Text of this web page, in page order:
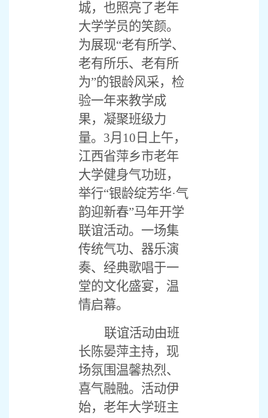
城，也照亮了老年
大学学员的笑颜。
为展现“老有所学、
老有所乐、老有所
为”的银龄风采，检
验一年来教学成
果，凝聚班级力
量。3月10日上午，
江西省萍乡市老年
大学健身气功班，
举行“银龄绽芳华·气
韵迎新春”马年开学
联谊活动。一场集
传统气功、器乐演
奏、经典歌唱于一
堂的文化盛宴，温
情启幕。
联谊活动由班
长陈晏萍主持，现
场氛围温馨热烈、
喜气融融。活动伊
始，老年大学班主